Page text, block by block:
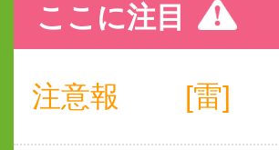
ここに注目
注意報 [雷]